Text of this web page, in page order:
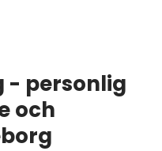
- personlig
och